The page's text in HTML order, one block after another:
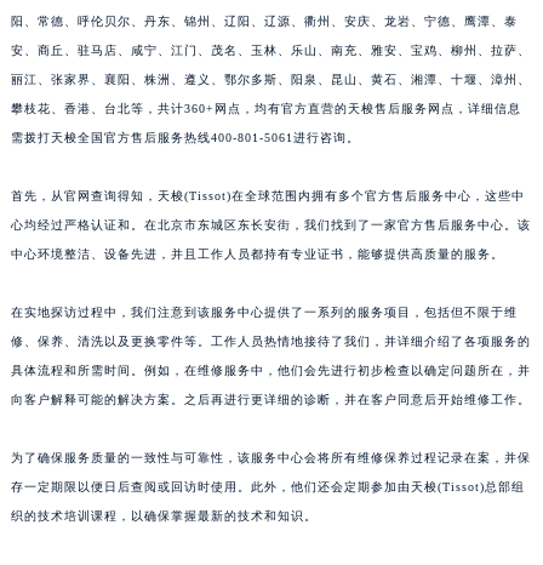
阳、常德、呼伦贝尔、丹东、锦州、辽阳、辽源、衢州、安庆、龙岩、宁德、鹰潭、泰
安、商丘、驻马店、咸宁、江门、茂名、玉林、乐山、南充、雅安、宝鸡、柳州、拉萨、
丽江、张家界、襄阳、株洲、遵义、鄂尔多斯、阳泉、昆山、黄石、湘潭、十堰、漳州、
攀枝花、香港、台北等，共计360+网点，均有官方直营的天梭售后服务网点，详细信息
需拨打天梭全国官方售后服务热线400-801-5061进行咨询。
首先，从官网查询得知，天梭(Tissot)在全球范围内拥有多个官方售后服务中心，这些中
心均经过严格认证和。在北京市东城区东长安街，我们找到了一家官方售后服务中心。该
中心环境整洁、设备先进，并且工作人员都持有专业证书，能够提供高质量的服务。
在实地探访过程中，我们注意到该服务中心提供了一系列的服务项目，包括但不限于维
修、保养、清洗以及更换零件等。工作人员热情地接待了我们，并详细介绍了各项服务的
具体流程和所需时间。例如，在维修服务中，他们会先进行初步检查以确定问题所在，并
向客户解释可能的解决方案。之后再进行更详细的诊断，并在客户同意后开始维修工作。
为了确保服务质量的一致性与可靠性，该服务中心会将所有维修保养过程记录在案，并保
存一定期限以便日后查阅或回访时使用。此外，他们还会定期参加由天梭(Tissot)总部组
织的技术培训课程，以确保掌握最新的技术和知识。